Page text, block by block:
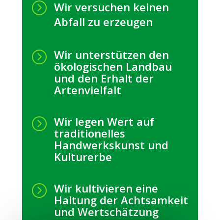
= Wir versuchen keinen
Abfall zu erzeugen
= Wir unterstützen den
ökologischen Landbau
und den Erhalt der
Artenvielfalt
= Wir legen Wert auf
traditionelles
Handwerkskunst und
Kulturerbe
= Wir kultivieren eine
Haltung der Achtsamkeit
und Wertschätzung